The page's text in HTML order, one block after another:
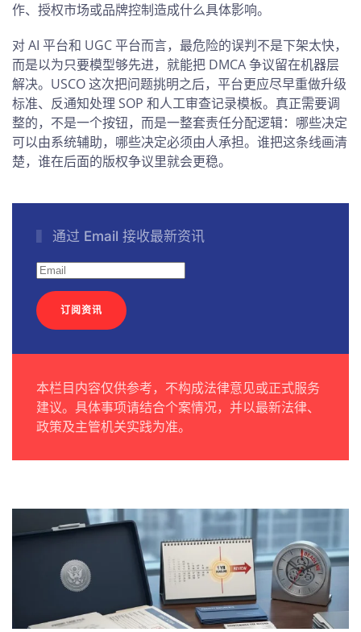
作、授权市场或品牌控制造成什么具体影响。
对 AI 平台和 UGC 平台而言，最危险的误判不是下架太快，
而是以为只要模型够先进，就能把 DMCA 争议留在机器层
解决。USCO 这次把问题挑明之后，平台更应尽早重做升级
标准、反通知处理 SOP 和人工审查记录模板。真正需要调
整的，不是一个按钮，而是一整套责任分配逻辑：哪些决定
可以由系统辅助，哪些决定必须由人承担。谁把这条线画清
楚，谁在后面的版权争议里就会更稳。
通过 Email 接收最新资讯
订阅资讯
本栏目内容仅供参考，不构成法律意见或正式服务
建议。具体事项请结合个案情况，并以最新法律、
政策及主管机关实践为准。